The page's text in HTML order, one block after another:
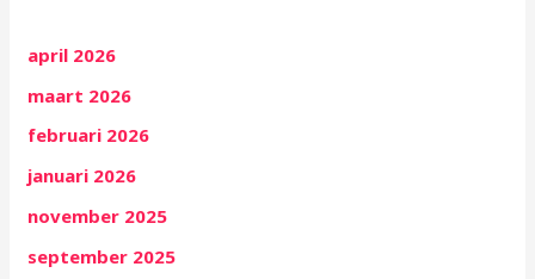
april 2026
maart 2026
februari 2026
januari 2026
november 2025
september 2025